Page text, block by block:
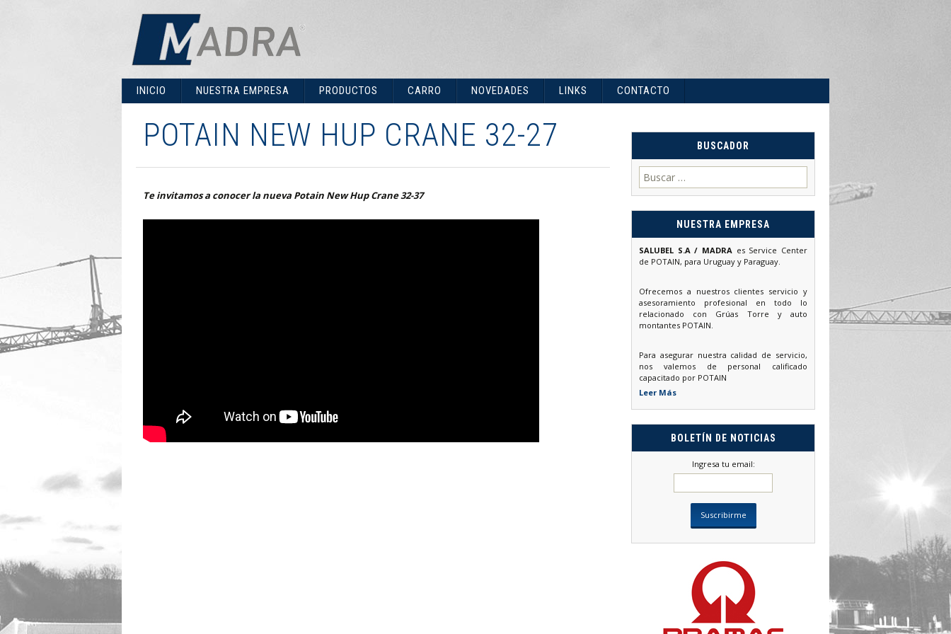
INICIO NUESTRA EMPRESA PRODUCTOS
GENERADORES (SOLO
EN URUGUAY Y BOLIVIA)
CABLES
CARRO NOVEDADES LINKS CONTACTO
POTAIN NEW HUP CRANE 32-27
Te invitamos a conocer la nueva Potain New Hup Crane 32-37
BUSCADOR
Buscar:
NUESTRA EMPRESA
SALUBEL S.A / MADRA es Service Center
de POTAIN, para Uruguay y Paraguay.
Ofrecemos a nuestros clientes servicio y
asesoramiento profesional en todo lo
relacionado con Grúas Torre y auto
montantes POTAIN.
Para asegurar nuestra calidad de servicio,
nos valemos de personal calificado
capacitado por POTAIN
Leer Más
BOLETÍN DE NOTICIAS
Ingresa tu email: